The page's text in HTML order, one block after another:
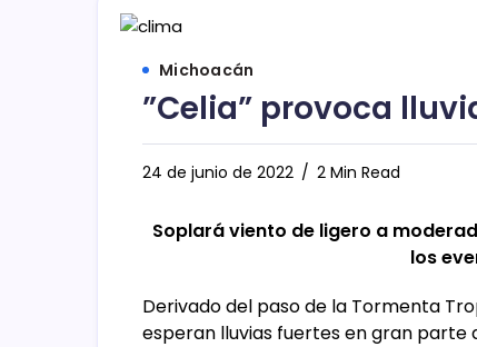
Michoacán
”Celia” provoca
24 de junio de 2022 2 Min Read
Soplará viento de ligero a
los
Derivado del paso de la Tormenta
esperan lluvias fuertes en gran